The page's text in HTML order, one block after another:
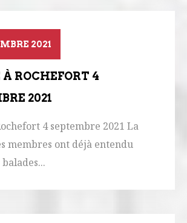
2021
ROCHEFORT 4
2021
4 septembre 2021 La
membres ont déjà entendu